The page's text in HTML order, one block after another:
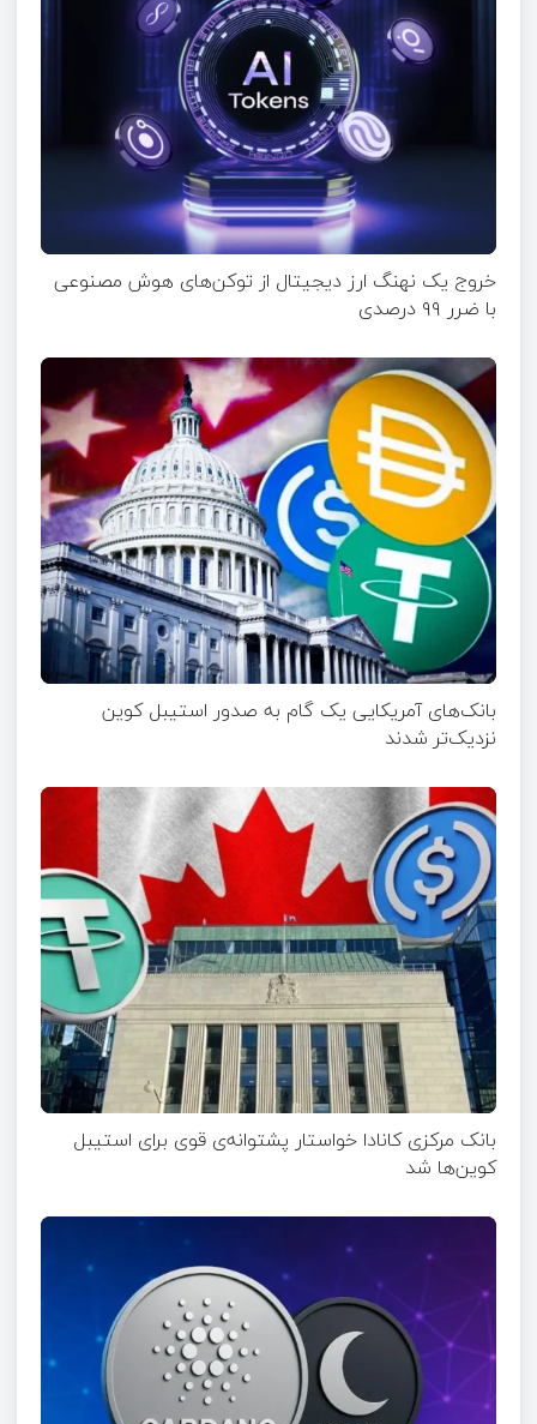
خروج یک نهنگ ارز دیجیتال از توکن‌های هوش مصنوعی
با ضرر ۹۹ درصدی
بانک‌های آمریکایی یک گام به صدور استیبل کوین
نزدیک‌تر شدند
بانک مرکزی کانادا خواستار پشتوانه‌ی قوی برای استیبل
کوین‌ها شد